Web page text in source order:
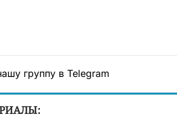
группу в Telegram